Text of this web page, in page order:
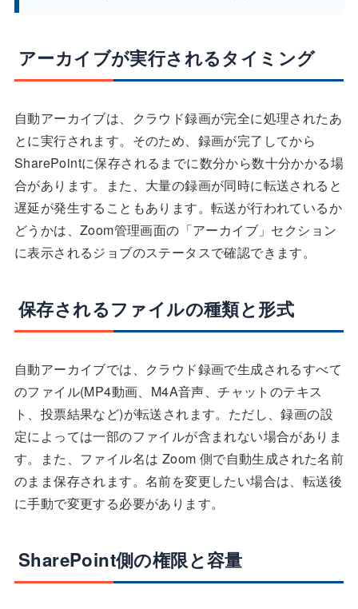
アーカイブが実行されるタイミング
自動アーカイブは、クラウド録画が完全に処理されたあ
とに実行されます。そのため、録画が完了してから
SharePointに保存されるまでに数分から数十分かかる場
合があります。また、大量の録画が同時に転送されると
遅延が発生することもあります。転送が行われているか
どうかは、Zoom管理画面の「アーカイブ」セクション
に表示されるジョブのステータスで確認できます。
保存されるファイルの種類と形式
自動アーカイブでは、クラウド録画で生成されるすべて
のファイル(MP4動画、M4A音声、チャットのテキス
ト、投票結果など)が転送されます。ただし、録画の設
定によっては一部のファイルが含まれない場合がありま
す。また、ファイル名は Zoom 側で自動生成された名前
のまま保存されます。名前を変更したい場合は、転送後
に手動で変更する必要があります。
SharePoint側の権限と容量